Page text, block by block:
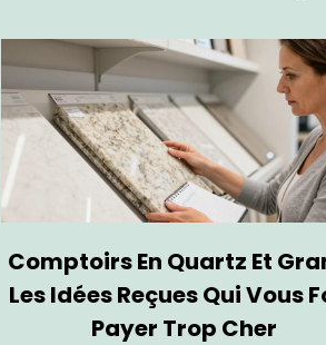
Comptoirs En Quartz Et
Les Idées Reçues Qui Vous
Payer Trop Cher